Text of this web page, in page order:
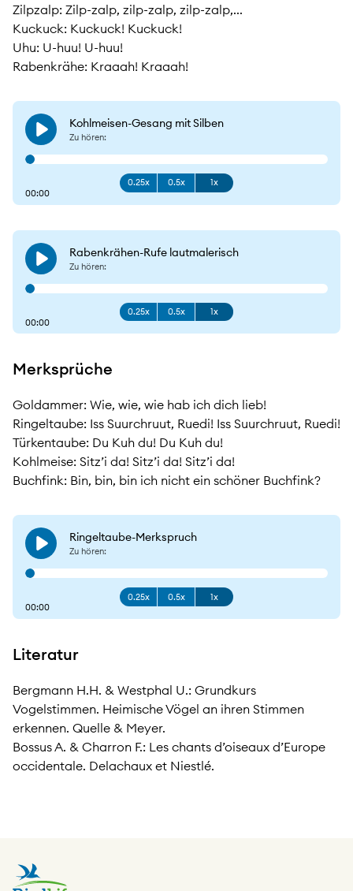
Zilpzalp: Zilp-zalp, zilp-zalp, zilp-zalp,...
Kuckuck: Kuckuck! Kuckuck!
Uhu: U-huu! U-huu!
Rabenkrähe: Kraaah! Kraaah!
Play
Kohlmeisen-Gesang mit Silben
Zu hören:
00:00
0.25x 0.5x 1x
Play
Rabenkrähen-Rufe lautmalerisch
Zu hören:
00:00
0.25x 0.5x 1x
Merksprüche
Goldammer: Wie, wie, wie hab ich dich lieb!
Ringeltaube: Iss Suurchruut, Ruedi! Iss Suurchruut, Ruedi!
Türkentaube: Du Kuh du! Du Kuh du!
Kohlmeise: Sitz’i da! Sitz’i da! Sitz’i da!
Buchfink: Bin, bin, bin ich nicht ein schöner Buchfink?
Play
Ringeltaube-Merkspruch
Zu hören:
00:00
0.25x 0.5x 1x
Literatur
Bergmann H.H. & Westphal U.: Grundkurs
Vogelstimmen. Heimische Vögel an ihren Stimmen
erkennen. Quelle & Meyer.
Bossus A. & Charron F.: Les chants d’oiseaux d’Europe
occidentale. Delachaux et Niestlé.